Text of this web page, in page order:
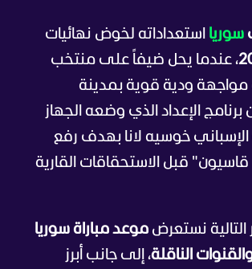
سوريا استعداداته لخوض نهائيات
، عندما يحل ضيفاً على منتخب
مواجهة ودية قوية بمدينة
الإعداد الذي وضعه الجهاز
الإسباني خوسيه لانا بهدف رفع
قبل الاستحقاقات القارية
نستعرض موعد مباراة سوريا
الناقلة، إلى جانب أبرز